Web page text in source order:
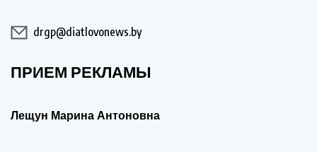
drgp@diatlovonews.by
ПРИЕМ РЕКЛАМЫ
Лещун Марина Антоновна